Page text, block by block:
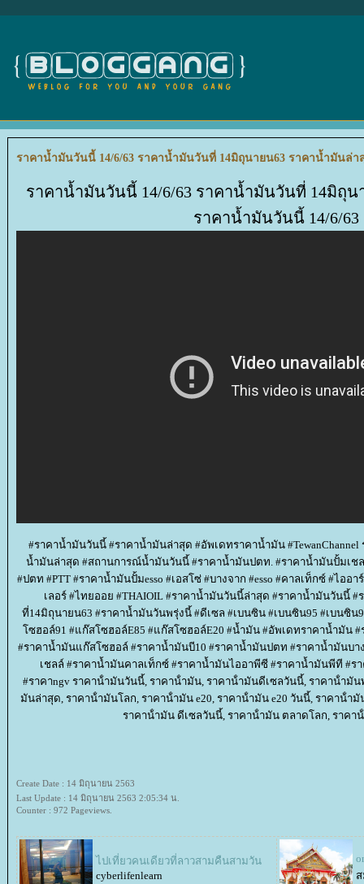
ราคาน้ำมันวันนี้ 14/6/63 ราคาน้ำมันวันที่ 14มิถุนายน63 ราคาน้ำมันล่า
ราคาน้ำมันวันนี้ 14/6/63 ราคาน้ำมันวันที่ 14มิถุ
ราคาน้ำมันวันนี้ 14/6/63
#ราคาน้ำมันวันนี้ #ราคาน้ำมันล่าสุด #อัพเดทราคาน้ำมัน #TewanChannel
น้ำมันล่าสุด #สถานการณ์น้ำมันวันนี้ #ราคาน้ำมันปตท. #ราคาน้ำมันปั้มเช
#ปตท #PTT #ราคาน้ำมันปั้มesso #เอสโซ่ #บางจาก #esso #คาลเท็กซ์ #ไออ
เลอร์ #ไทยออย #THAIOIL #ราคาน้ำมันวันนี้ล่าสุด #ราคาน้ำมันวันนี้
ที่14มิถุนายน63 #ราคาน้ำมันวันพรุ่งนี้ #ดีเซล #เบนซิน #เบนซิน95 #เบนซิ
ซฮอล์91 #แก๊สโซฮอล์E85 #แก๊สโซฮอล์E20 #น้ำมัน #อัพเดทราคาน้ำมัน
#ราคาน้ำมันแก๊สโซฮอล์ #ราคาน้ำมันบี10 #ราคาน้ำมันปตท #ราคาน้ำมันบา
เชลล์ #ราคาน้ำมันคาลเท็กซ์ #ราคาน้ำมันไออาพีซี #ราคาน้ำมันพีที #ร
#ราคาngv ราคาน้ํามันวันนี้, ราคาน้ํามัน, ราคาน้ํามันดีเซลวันนี้, ราคาน้ํามั
มันล่าสุด, ราคาน้ํามันโลก, ราคาน้ํามัน e20, ราคาน้ํามัน e20 วันนี้, ราคาน้ํา
ราคาน้ํามัน ดีเซลวันนี้, ราคาน้ํามัน ตลาดโลก, ราคา
Create Date : 14 มิถุนายน 2563
Last Update : 14 มิถุนายน 2563 2:05:34 น.
Counter : 972 Pageviews.
ไปเที่ยวคนเดียวที่ลาวสามคืนสามวัน
cyberlifenlearn